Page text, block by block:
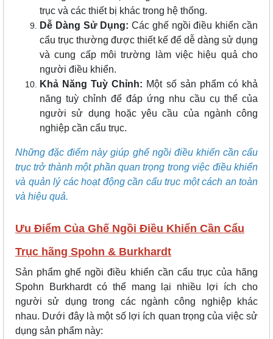
trục và các thiết bị khác trong hệ thống.
Dễ Dàng Sử Dụng: Các ghế ngồi điều khiển cần
cẩu trục thường được thiết kế để dễ dàng sử dụng
và cung cấp môi trường làm việc hiệu quả cho
người điều khiển.
Khả Năng Tuỳ Chỉnh: Một số sản phẩm có khả
năng tuỳ chỉnh để đáp ứng nhu cầu cụ thể của
người sử dụng hoặc yêu cầu của ngành công
nghiệp cần cẩu trục.
Những đặc điểm này giúp ghế ngồi điều khiển cần cẩu
trục trở thành một phần quan trọng trong việc điều khiển
và quản lý các hoạt động cần cẩu trục một cách an toàn
và hiệu quả.
Ưu Điểm Của Ghế Ngồi Điều Khiển Cần Cẩu
Trục hãng Spohn & Burkhardt
Sản phẩm ghế ngồi điều khiển cần cẩu trục của hãng
Spohn Burkhardt có thể mang lại nhiều lợi ích cho
người sử dụng trong các ngành công nghiệp khác
nhau. Dưới đây là một số lợi ích quan trọng của việc sử
dụng sản phẩm này: